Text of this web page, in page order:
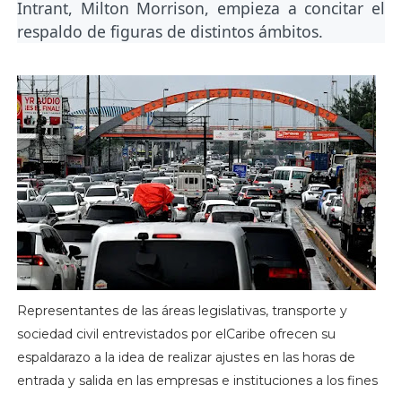
Intrant, Milton Morrison, empieza a concitar el
respaldo de figuras de distintos ámbitos.
Representantes de las áreas legislativas, transporte y
sociedad civil entrevistados por elCaribe ofrecen su
espaldarazo a la idea de realizar ajustes en las horas de
entrada y salida en las empresas e instituciones a los fines